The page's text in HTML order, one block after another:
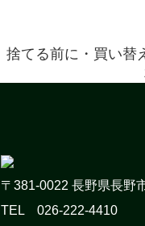
捨てる前に・買い替
〒381-0022 長野県長野
TEL 026-222-4410